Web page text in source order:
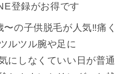
登録がお得です
〜の子供脱毛が人気‼️痛
ルツル腕や足に
にしなくていい日が普